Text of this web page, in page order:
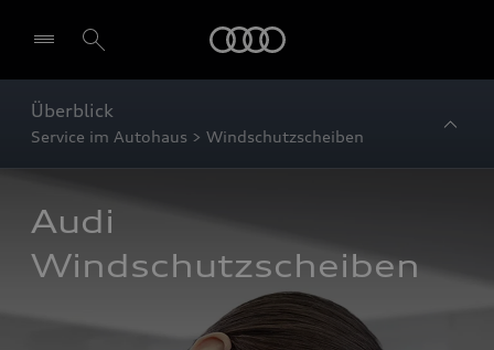
Überblick
Service im Autohaus > Windschutzscheiben
Audi
Windschutzscheiben